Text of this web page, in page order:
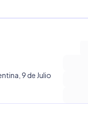
9 de Julio